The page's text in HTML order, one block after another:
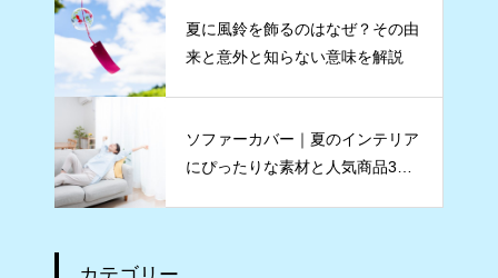
夏に風鈴を飾るのはなぜ？その由
来と意外と知らない意味を解説
ソファーカバー｜夏のインテリア
にぴったりな素材と人気商品3点